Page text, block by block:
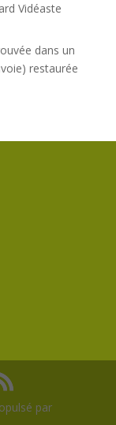
Vidéaste
dans un
restaurée
par